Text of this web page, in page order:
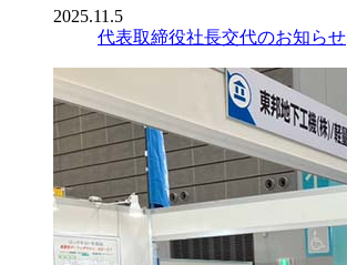
2025.11.5
代表取締役社長交代のお知らせ